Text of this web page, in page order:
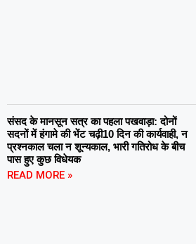
संसद के मानसून सत्र का पहला पखवाड़ा: दोनों
सदनों में हंगामे की भेंट चढ़ी10 दिन की कार्यवाही, न
प्रश्नकाल चला न शून्यकाल, भारी गतिरोध के बीच
पास हुए कुछ विधेयक
READ MORE »